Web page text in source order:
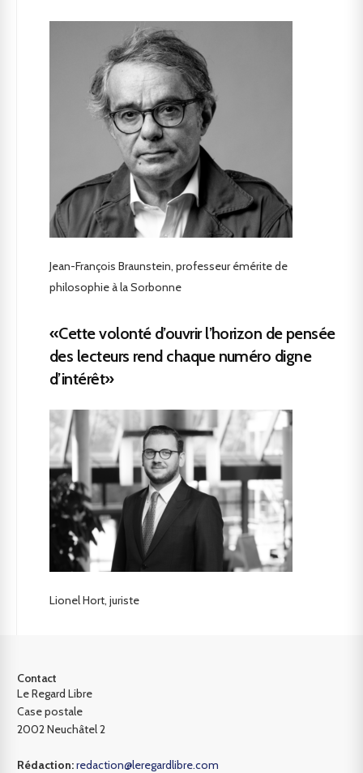
Jean-François Braunstein, professeur émérite de
philosophie à la Sorbonne
«Cette volonté d’ouvrir l’horizon de pensée
des lecteurs rend chaque numéro digne
d’intérêt»
Lionel Hort, juriste
Contact
Le Regard Libre
Case postale
2002 Neuchâtel 2
Rédaction:redaction@leregardlibre.com